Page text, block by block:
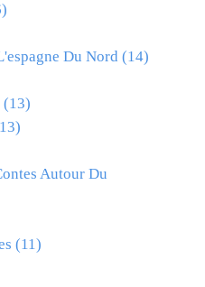
Du Nord (14)
(13)
Autour Du
(11)